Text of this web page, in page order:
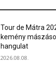
Tour de Mátra
kemény
hangulat
2026.08.08.